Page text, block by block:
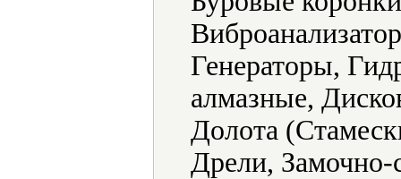
Генераторы,
алмазные,
Долота
Дрели, Замочно-